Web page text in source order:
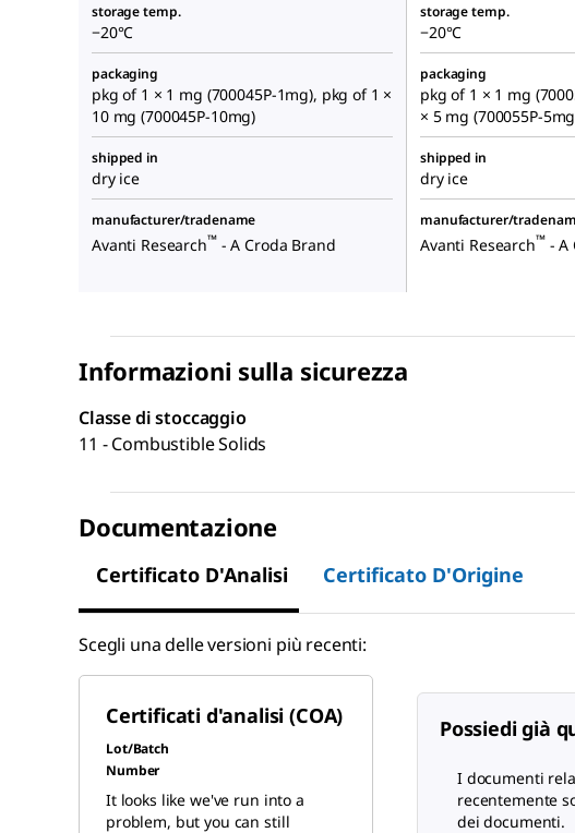
storage temp.
−20°C
storage temp.
−20°C
packaging
pkg of 1 × 1 mg (700045P-1mg), pkg of 1 ×
10 mg (700045P-10mg)
packaging
pkg of 1 × 1 mg
× 5 mg (700055P-
shipped in
dry ice
shipped in
dry ice
manufacturer/tradename
Avanti Research™- A Croda Brand
manufacturer/
Avanti Research™- A
Informazioni sulla sicurezza
Classe di stoccaggio
11 - Combustible Solids
Documentazione
Certificato D'Analisi Certificato D'Origine
Scegli una delle versioni più recenti:
Certificati d'analisi (COA)
Lot/Batch
Number
It looks like we've run into a
problem, but you can still
Possiedi già
I documenti
recentemente
dei documenti.